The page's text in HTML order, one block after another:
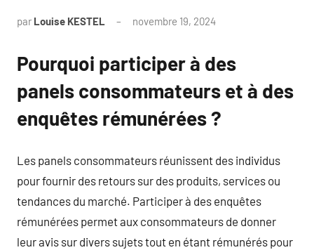
par Louise KESTEL novembre 19, 2024
Pourquoi participer à des
panels consommateurs et à des
enquêtes rémunérées ?
Les panels consommateurs réunissent des individus
pour fournir des retours sur des produits, services ou
tendances du marché. Participer à des enquêtes
rémunérées permet aux consommateurs de donner
leur avis sur divers sujets tout en étant rémunérés pour